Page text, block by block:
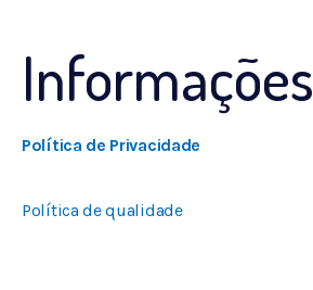
Informações
Política de Privacidade
Política de qualidade